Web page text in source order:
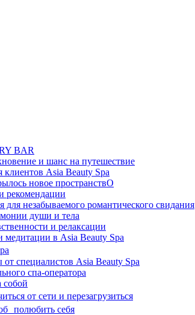
BAR
и шанс на путешествие
Asia Beauty Spa
новое пространствО
рекомендации
незабываемого романтического свидания
души и тела
и релаксации
медитации в Asia Beauty Spa
специалистов Asia Beauty Spa
спа-оператора
собой
от сети и перезагрузиться
полюбить себя